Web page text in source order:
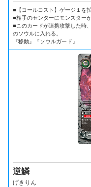
■【コールコスト】ゲージ１を払
■相手のセンターにモンスター
■このカードが連携攻撃した時
のソウルに入れる。
『移動』『ソウルガード』
逆鱗
げきりん